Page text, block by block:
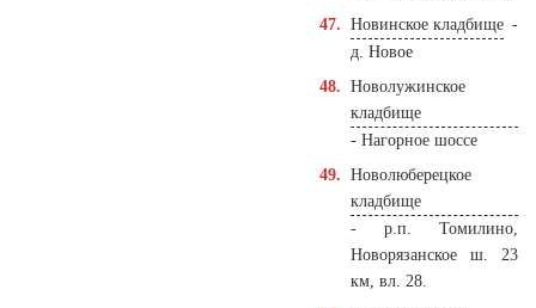
Новинское кладбище -
д. Новое
Новолужинское
кладбище
- Нагорное шоссе
Новолюберецкое
кладбище
- р.п. Томилино,
Новорязанское ш. 23
км, вл. 28.